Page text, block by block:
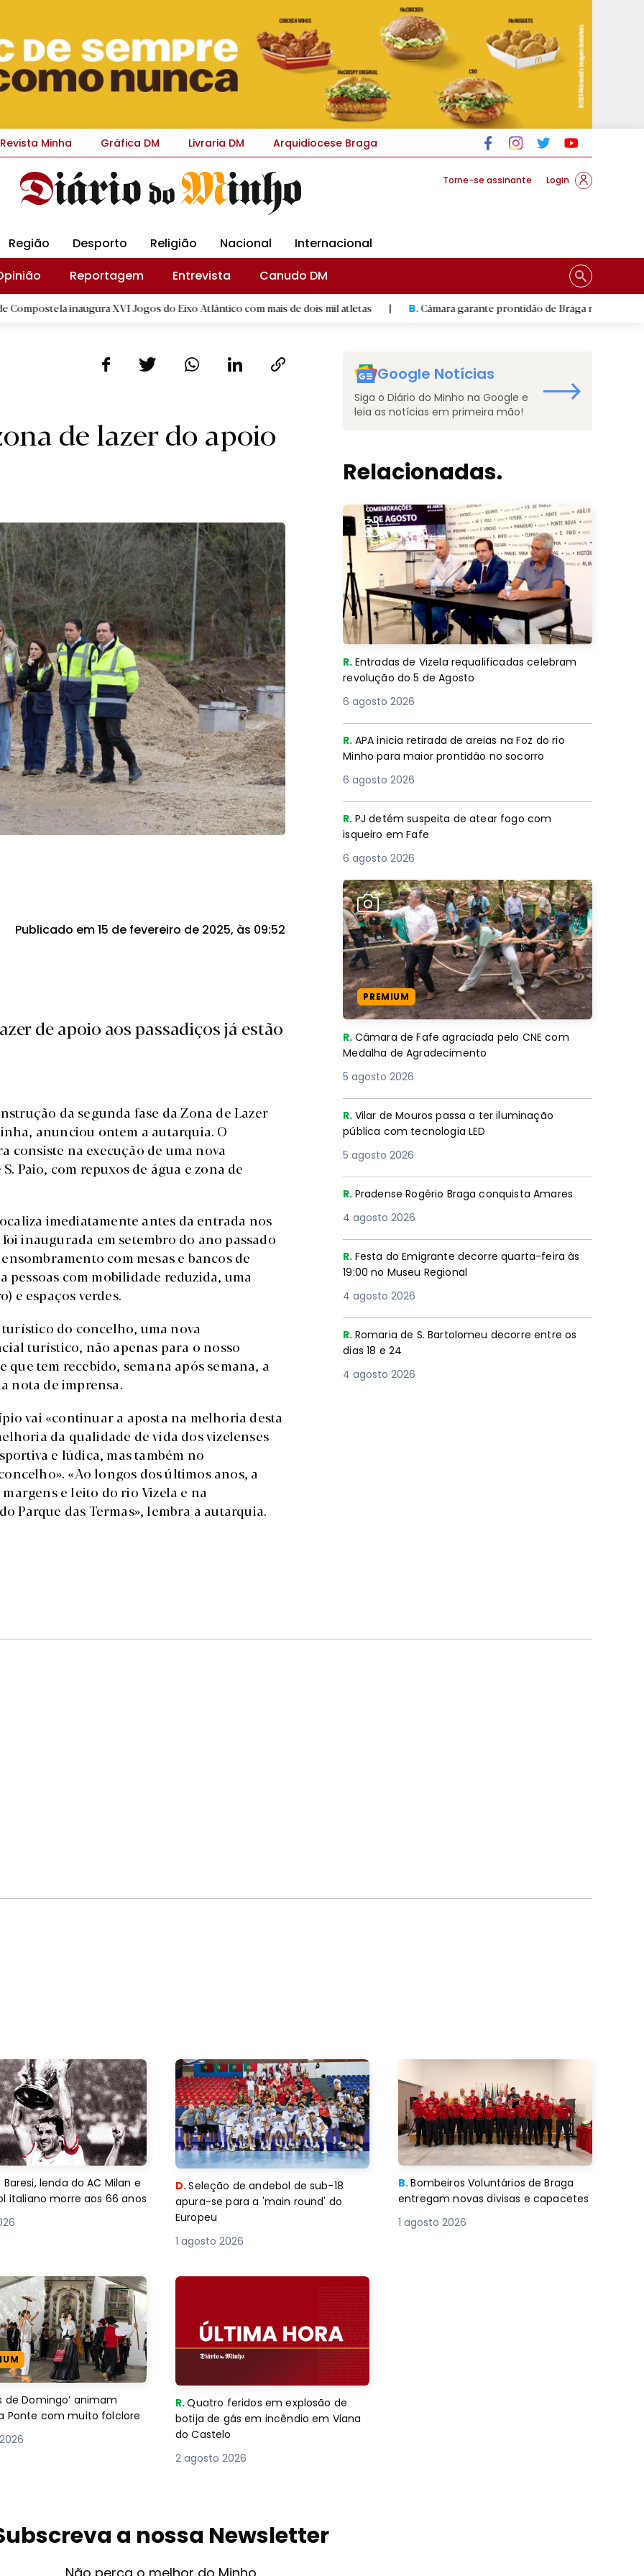
Revista Minha Gráfica DM Livraria DM Arquidiocese Braga
Torne-se assinante Login
Região Desporto Religião Nacional
Internacional
Reportagem Entrevista Canudo DM
inaugura XVI Jogos do Eixo Atlântico com mais de dois mil atletas | B.Câmara garante prontidão de Braga no resgate animal
de lazer do apoio
Publicado em 15 de fevereiro de 2025, às 09:52
de apoio aos passadiços já estão
da segunda fase da Zona de Lazer
anunciou ontem a autarquia. O
consiste na execução de uma nova
Paio, com repuxos de água e zona de
imediatamente antes da entrada nos
inaugurada em setembro do ano passado
com mesas e bancos de
com mobilidade reduzida, uma
e espaços verdes.
turístico do concelho, uma nova
turístico, não apenas para o nosso
tem recebido, semana após semana, a
nota de imprensa.
vai «continuar a aposta na melhoria desta
da qualidade de vida dos vizelenses
e lúdica, mas também no
«Ao longos dos últimos anos, a
e leito do rio Vizela e na
Parque das Termas», lembra a autarquia.
Google Notícias
Siga o Diário do Minho na Google e
leia as notícias em primeira mão!
Relacionadas.
R. Entradas de Vizela requalificadas celebram
revolução do 5 de Agosto
6 agosto 2026
R. APA inicia retirada de areias na Foz do rio
Minho para maior prontidão no socorro
6 agosto 2026
R. PJ detém suspeita de atear fogo com
isqueiro em Fafe
6 agosto 2026
PREMIUM
R. Câmara de Fafe agraciada pelo CNE com
Medalha de Agradecimento
5 agosto 2026
R. Vilar de Mouros passa a ter iluminação
pública com tecnologia LED
5 agosto 2026
R. Pradense Rogério Braga conquista Amares
4 agosto 2026
R. Festa do Emigrante decorre quarta-feira às
19:00 no Museu Regional
4 agosto 2026
R. Romaria de S. Bartolomeu decorre entre os
dias 18 e 24
4 agosto 2026
Baresi, lenda do AC Milan e
italiano morre aos 66 anos
D.Seleção de andebol de sub-18
apura-se para a 'main round' do
Europeu
1 agosto 2026
B.Bombeiros Voluntários de Braga
entregam novas divisas e capacetes
1 agosto 2026
de Domingo’ animam
Ponte com muito folclore
R.Quatro feridos em explosão de
botija de gás em incêndio em Viana
do Castelo
2 agosto 2026
a nossa Newsletter